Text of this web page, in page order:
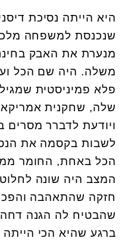
היא הייתה נסיכת
שנכנסת למשפחה
מנערת את האבק
משלה. היה שם הכל
פלא פמיניסטית
שלה, שחקנית
ויודעת לדברר מסרים
לשבות בקסמה את
הכל באחת, החומר
המצב היה שונה
חזקה שהתאהבה
שהבטיח לה הגנה
ברגע שהיא הכי